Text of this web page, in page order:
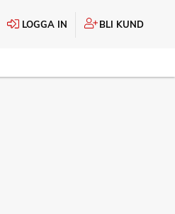
LOGGA IN BLI KUND